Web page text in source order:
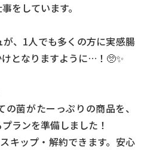
をしています。
、1人でも多くの方に実感腸
となりますように…！🥺✨
菌がたーっぷりの商品を、
ランを準備しました！
キップ・解約できます。安心